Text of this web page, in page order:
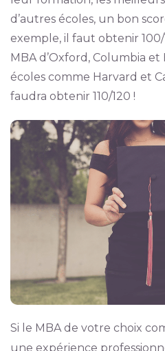
d’autres écoles, un bon
exemple, il faut obtenir
MBA d’Oxford, Columbia et
écoles comme Harvard et
faudra obtenir 110/120 !
Si le MBA de votre choix
une expérience